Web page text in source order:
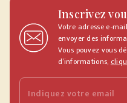
Inscrivez
Votre adresse e-
envoyer des
Vous pouvez vous
d’informations,
Indiquez votre email